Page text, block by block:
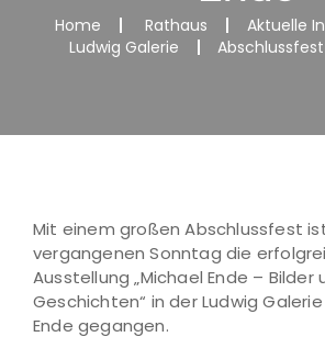
Home Rathaus
Aktuelle
Ludwig Galerie
Mit einem großen Abschlussfest
vergangenen Sonntag die
Ausstellung „Michael Ende – Bilder
Geschichten“ in der Ludwig
Ende gegangen.